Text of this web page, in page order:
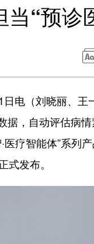
当“预诊
（刘晓丽、王一
据，自动评估病
医疗智能体”系
式发布。